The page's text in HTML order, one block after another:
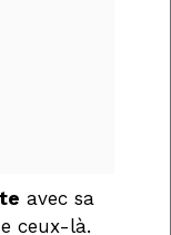
avec sa
ceux-là.